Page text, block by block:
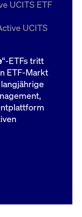
UCITS ETF
UCITS
“-ETFs tritt
ETF-Markt
bis